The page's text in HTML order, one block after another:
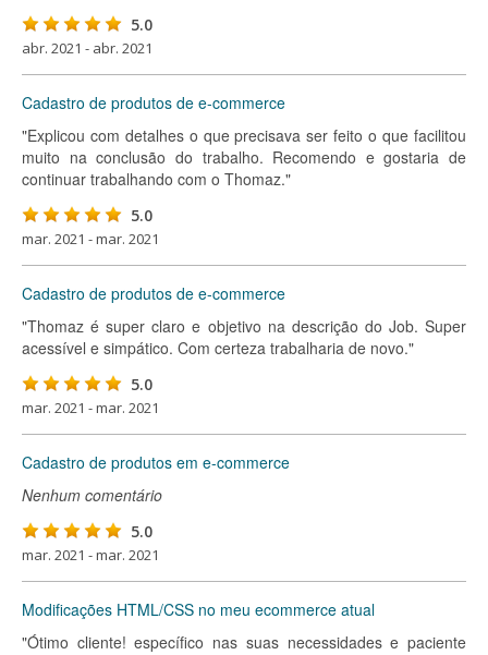
5.0
abr. 2021 - abr. 2021
Cadastro de produtos de e-commerce
"Explicou com detalhes o que precisava ser feito o que facilitou
muito na conclusão do trabalho. Recomendo e gostaria de
continuar trabalhando com o Thomaz."
5.0
mar. 2021 - mar. 2021
Cadastro de produtos de e-commerce
"Thomaz é super claro e objetivo na descrição do Job. Super
acessível e simpático. Com certeza trabalharia de novo."
5.0
mar. 2021 - mar. 2021
Cadastro de produtos em e-commerce
Nenhum comentário
5.0
mar. 2021 - mar. 2021
Modificações HTML/CSS no meu ecommerce atual
"Ótimo cliente! específico nas suas necessidades e paciente